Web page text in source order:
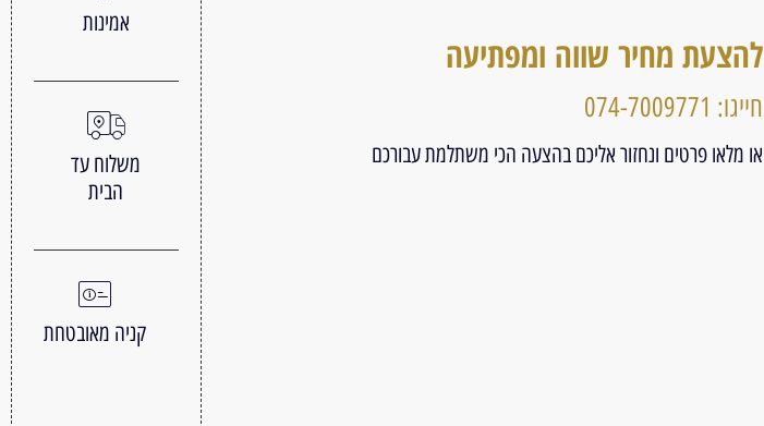
להצעת מחיר שווה ומפתיעה
חייגו: 074-7009771
או מלאו פרטים ונחזור אליכם בהצעה הכי משתלמת עבורכם
אמינות
משלוח עד
הבית
קניה מאובטחת